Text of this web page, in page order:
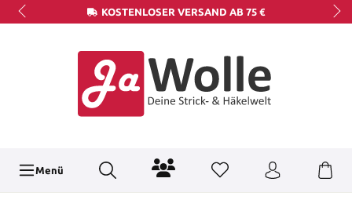
KOSTENLOSER VERSAND AB 75 €
Menü